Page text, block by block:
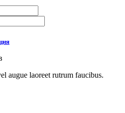
augue laoreet rutrum faucibus.